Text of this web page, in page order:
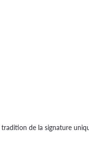
de la signature